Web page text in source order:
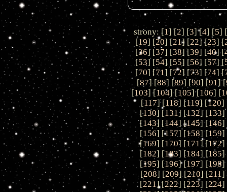
strony: [1] [2] [3] [4] [5] [
[19] [20] [21] [22] [23] [
[36] [37] [38] [39] [40] [
[53] [54] [55] [56] [57] [
[70] [71] [72] [73] [74] [
[87] [88] [89] [90] [91] [
[103] [104] [105] [106] [
[117] [118] [119] [120]
[130] [131] [132] [133]
[143] [144] [145] [146]
[156] [157] [158] [159]
[169] [170] [171] [172]
[182] [183] [184] [185]
[195] [196] [197] [198]
[208] [209] [210] [211]
[221] [222] [223] [224]